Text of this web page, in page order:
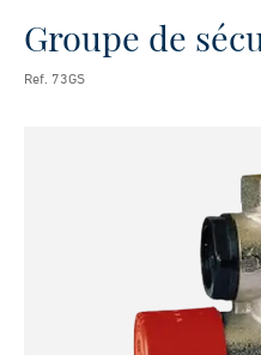
Groupe de
Ref. 73GS